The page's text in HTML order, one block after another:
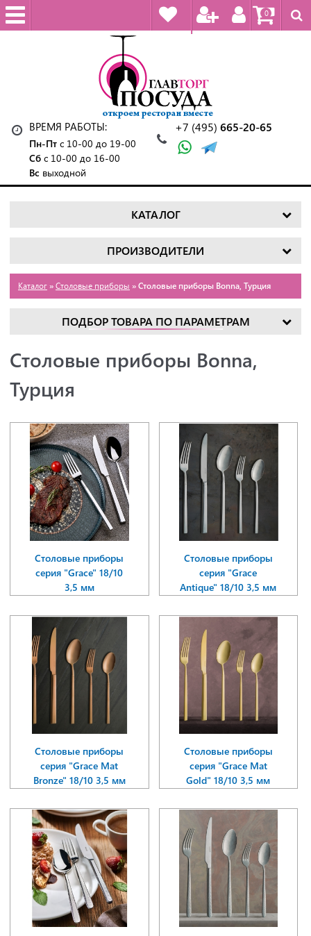
0
ВРЕМЯ РАБОТЫ:
Пн-Пт с 10-00 до 19-00
Сб с 10-00 до 16-00
Вс выходной
+7 (495) 665-20-65
КАТАЛОГ
ПРОИЗВОДИТЕЛИ
Каталог » Столовые приборы » Столовые приборы Bonna, Турция
ПОДБОР ТОВАРА ПО ПАРАМЕТРАМ
Столовые приборы Bonna,
Турция
Столовые приборы
серия "Grace" 18/10
3,5 мм
Столовые приборы
серия "Grace
Antique" 18/10 3,5 мм
Столовые приборы
серия "Grace Mat
Bronze" 18/10 3,5 мм
Столовые приборы
серия "Grace Mat
Gold" 18/10 3,5 мм